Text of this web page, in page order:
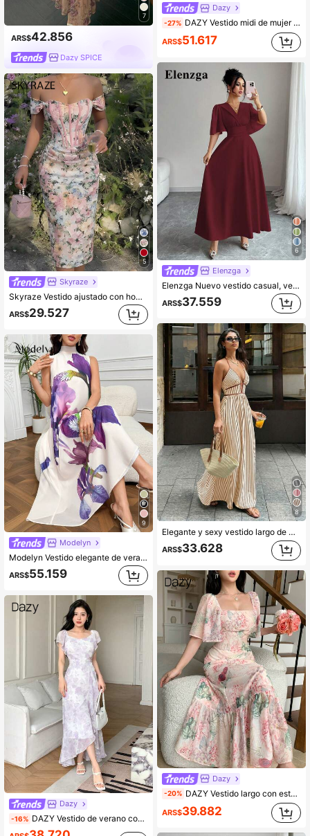
7
ARS$42.856
Dazy SPICE
5
Skyraze
Skyraze Vestido ajustado con hombros descubiertos, fruncido y estampado floral para mujer
ARS$29.527
9
Modelyn
Modelyn Vestido elegante de verano para mujer con estampado floral, cuello alto y sin mangas
ARS$55.159
Dazy
-16% DAZY Vestido de verano con volantes y estampado floral, estilo francés de moda para mujer, ideal para Pascua
Dazy
-27% DAZY Vestido midi de mujer con mangas abullonadas y volantes con estampado floral elegante, vestidos de verano para mujeres
ARS$51.617
6
Elenzga
Elenzga Nuevo vestido casual, versátil y elegante para mujer con cuello, cintura plisada, diseño de manga con volantes y parches de gasa
ARS$37.559
8
Elegante y sexy vestido largo de mujer con rayas, cuello halter, escote en V profundo, sin mangas, cintura ceñida, espalda descubierta, corte A, amarillo, para fiesta de primavera/verano
ARS$33.628
Dazy
-20% DAZY Vestido largo con estampado floral elegante para mujeres, vestidos de verano y primavera para mujeres
ARS$39.882